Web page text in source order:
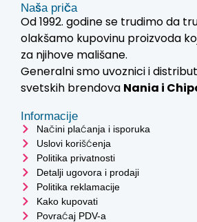
Naša priča
Od 1992. godine se trudimo da
olakšamo kupovinu proizvoda
za njihove mališane.
Generalni smo uvoznici i
svetskih brendova Nania i
Informacije
Načini plaćanja i isporuka
Uslovi korišćenja
Politika privatnosti
Detalji ugovora i prodaji
Politika reklamacije
Kako kupovati
Povraćaj PDV-a